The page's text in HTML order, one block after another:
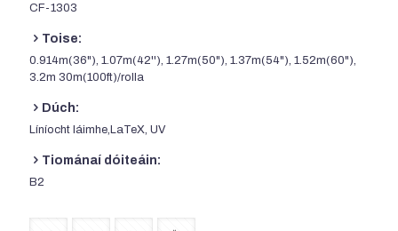
CF-1303
Toise:
0.914m(36"), 1.07m(42''), 1.27m(50"), 1.37m(54"), 1.52m(60"),
3.2m 30m(100ft)/rolla
Dúch:
Líníocht láimhe,LaTeX, UV
Tiománaí dóiteáin:
B2